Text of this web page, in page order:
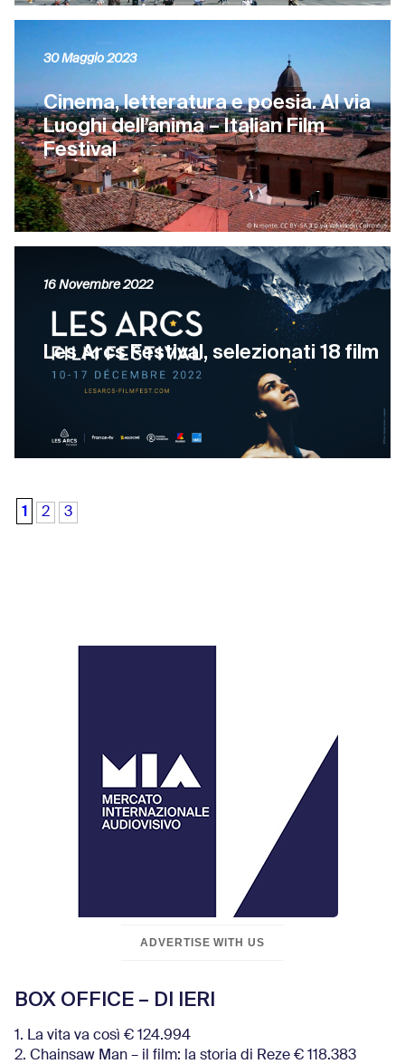
Cinema, letteratura e poesia. Al via
Luoghi dell’anima – Italian Film
Festival
30 Maggio 2023
Les Arcs Festival, selezionati 18 film
16 Novembre 2022
1 2 3
ADVERTISE WITH US
BOX OFFICE – DI IERI
1. La vita va così € 124.994
2. Chainsaw Man – il film: la storia di Reze € 118.383